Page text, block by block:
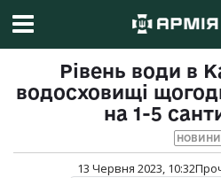
Рівень води в
водосховищі
на 1-5
НОВИНИ
13 Червня 2023, 10:32